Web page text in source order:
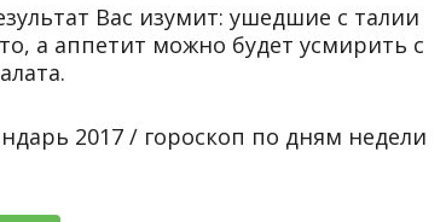
Вас изумит: ушедшие с талии
а аппетит можно будет усмирить с
2017 / гороскоп по дням недели